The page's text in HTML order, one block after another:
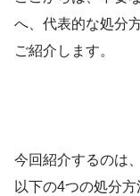
へ、代表的な処分
ご紹介します。
今回紹介するのは、
以下の4つの処分方